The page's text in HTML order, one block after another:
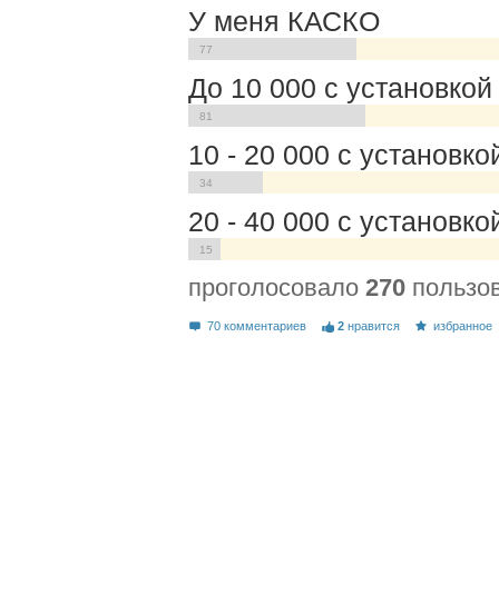
У меня КАСКО
77
До 10 000 с установкой
81
10 - 20 000 с
34
20 - 40 000 с
15
проголосовало 270
70 комментариев 2 нравится избранное